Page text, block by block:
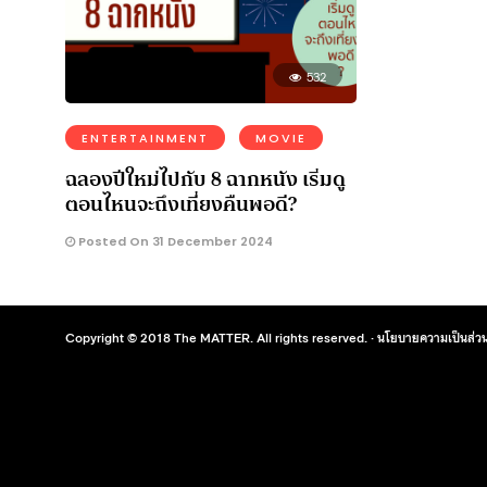
532
ENTERTAINMENT MOVIE
ฉลองปีใหม่ไปกับ 8 ฉากหนัง เริ่มดู
ตอนไหนจะถึงเที่ยงคืนพอดี?
Posted On 31 December 2024
Copyright © 2018 The MATTER. All rights reserved. ·นโยบายความเป็นส่ว